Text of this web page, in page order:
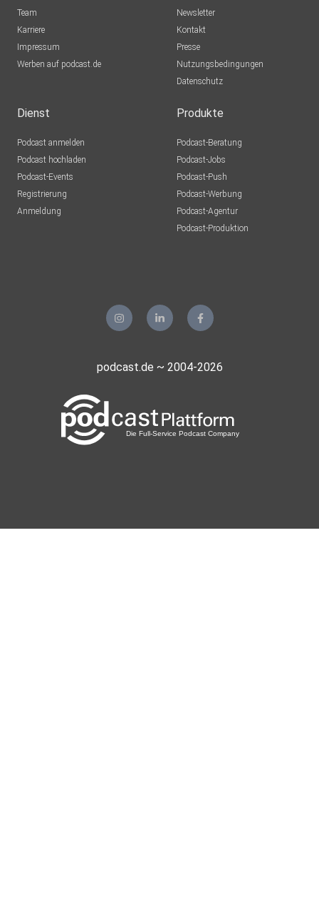
Team
Karriere
Impressum
Werben auf podcast.de
Newsletter
Kontakt
Presse
Nutzungsbedingungen
Datenschutz
Dienst
Podcast anmelden
Podcast hochladen
Podcast-Events
Registrierung
Anmeldung
Produkte
Podcast-Beratung
Podcast-Jobs
Podcast-Push
Podcast-Werbung
Podcast-Agentur
Podcast-Produktion
podcast.de ~ 2004-2026